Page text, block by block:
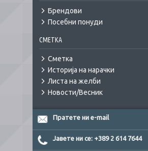
Брендови
Посебни понуди
СМЕТКА
Сметка
Историја на нарачки
Листа на желби
Новости/Весник
Пратете ни e-mail
Јавете ни се: +389 2 614 7644